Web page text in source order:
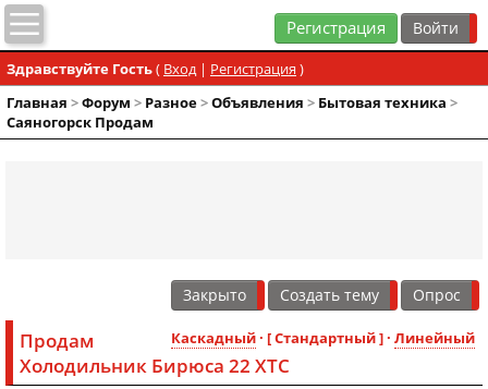
Регистрация
Здравствуйте Гость( Вход| Регистрация )
Главная >Форум > Разное>Объявления > Бытовая техника >
Саяногорск Продам
Закрыто Создать тему Опрос
Каскадный· [ Стандартный ] · Линейный
Продам
Холодильник Бирюса 22 ХТС